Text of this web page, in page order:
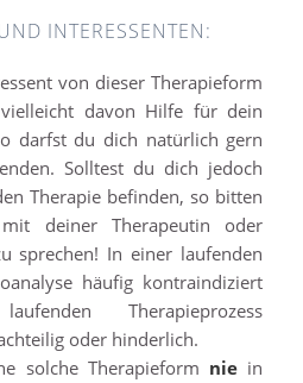
INTERESSENTEN:
von dieser Therapieform
davon Hilfe für dein
darfst du dich natürlich gern
Solltest du dich jedoch
Therapie befinden, so bitten
deiner Therapeutin oder
sprechen! In einer laufenden
häufig kontraindiziert
Therapieprozess
oder hinderlich.
solche Therapieform nie in